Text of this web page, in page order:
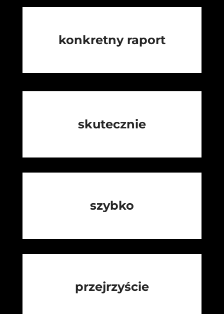
konkretny raport
skutecznie
szybko
przejrzyście